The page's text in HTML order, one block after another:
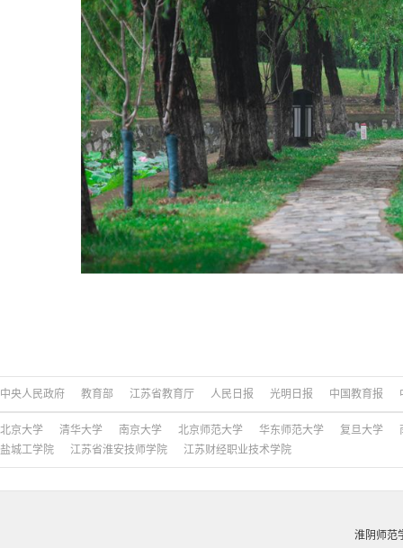
中央人民政府 教育部 江苏省教育厅 人民日报 光明日报 中国教育报
北京大学 清华大学 南京大学 北京师范大学 华东师范大学 复旦大学
盐城工学院
江苏省淮安技师学院 江苏财经职业技术学院
淮阴师范